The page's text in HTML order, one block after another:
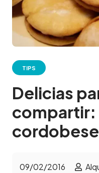
TIPS
Delicias
compartir:
09/02/2016